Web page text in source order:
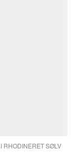
RHODINERET SØLV